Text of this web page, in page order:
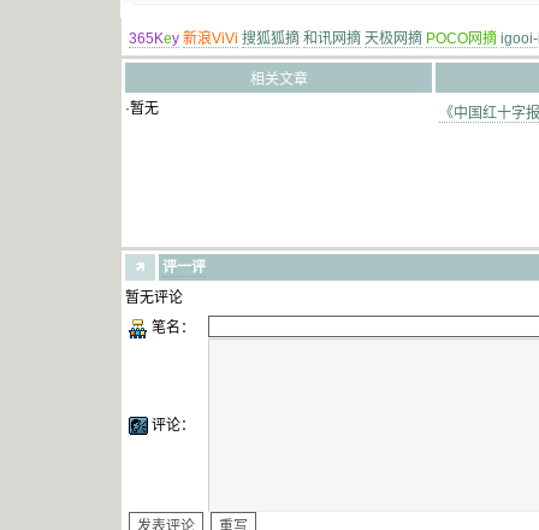
365Key 新浪ViVi 搜狐狐摘 和讯网摘 天极网摘 POCO网摘
相关文章
·暂无
《中国红十字
评一评
暂无评论
笔名：
评论：